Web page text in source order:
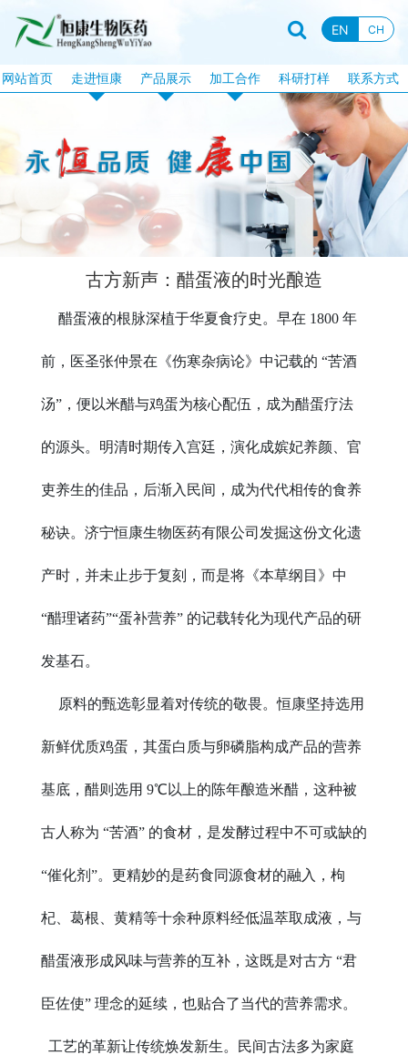
EN CH
网站首页
走进恒康
企业资质
行业资讯
企业文化
企业视频
品牌故事
产品展示
恒康产品
液饮产品
露酒系列
丸剂系列
化妆品系列
消械系列
加工合作
片剂加工
固体饮料加工
软胶囊加工
包衣片加工
口服液体加工
加工目录
丸剂加工
科研打样 联系方式
古方新声：醋蛋液的时光酿造
醋蛋液的根脉深植于华夏食疗史。早在 1800 年
前，医圣张仲景在《伤寒杂病论》中记载的 “苦酒
汤”，便以米醋与鸡蛋为核心配伍，成为醋蛋疗法
的源头。明清时期传入宫廷，演化成嫔妃养颜、官
吏养生的佳品，后渐入民间，成为代代相传的食养
秘诀。济宁恒康生物医药有限公司发掘这份文化遗
产时，并未止步于复刻，而是将《本草纲目》中
“醋理诸药”“蛋补营养” 的记载转化为现代产品的研
发基石。
原料的甄选彰显着对传统的敬畏。恒康坚持选用
新鲜优质鸡蛋，其蛋白质与卵磷脂构成产品的营养
基底 ， 醋则选用 9℃以上的陈年酿造米醋，这种被
古人称为 “苦酒” 的食材，是发酵过程中不可或缺的
“催化剂”。更精妙的是药食同源食材的融入，枸
杞、葛根、黄精等十余种原料经低温萃取成液，与
醋蛋液形成风味与营养的互补，这既是对古方 “君
臣佐使” 理念的延续，也贴合了当代的营养需求。
工艺的革新让传统焕发新生。民间古法多为家庭